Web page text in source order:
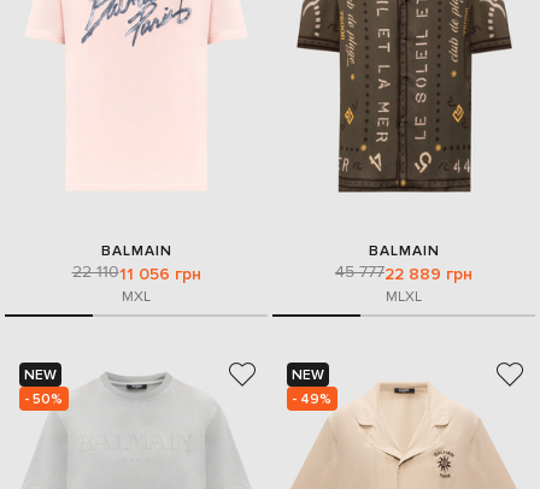
BALMAIN
22 11011 056 грн
MXL
BALMAIN
45 77722 889 грн
MLXL
NEW
- 50%
NEW
- 49%